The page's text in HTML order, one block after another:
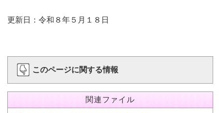
更新日：令和８年５月１８日
このページに関する情報
関連ファイル